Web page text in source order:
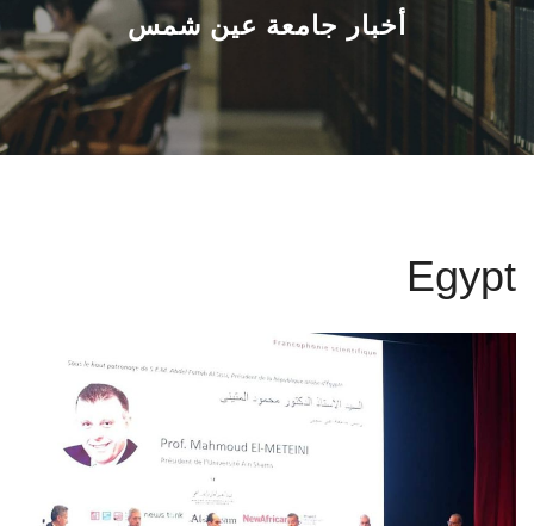
القطاعـات
الشئون الأكاديمية
البحث العلمي
أخبار جامعة عين شمس
Egypt